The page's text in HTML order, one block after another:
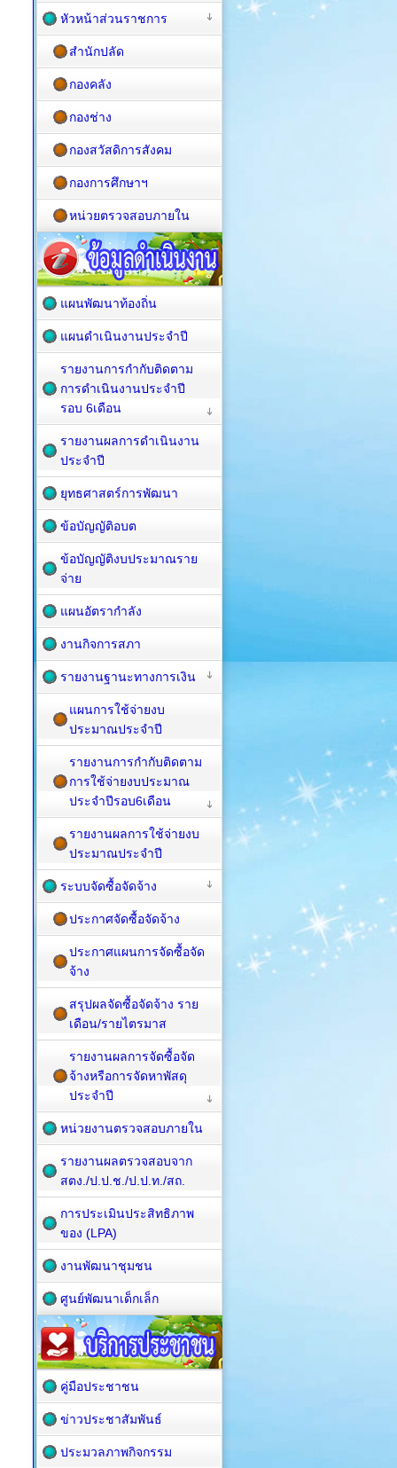
หัวหน้าส่วนราชการ
สำนักปลัด
กองคลัง
กองช่าง
กองสวัสดิการสังคม
กองการศึกษาฯ
หน่วยตรวจสอบภายใน
แผนพัฒนาท้องถิ่น
แผนดำเนินงานประจำปี
รายงานการกำกับติดตาม
การดำเนินงานประจำปี
รอบ 6เดือน
รายงานผลการดำเนินงาน
ประจำปี
ยุทธศาสตร์การพัฒนา
ข้อบัญญัติอบต
ข้อบัญญัติงบประมาณราย
จ่าย
แผนอัตรากำลัง
งานกิจการสภา
รายงานฐานะทางการเงิน
แผนการใช้จ่ายงบ
ประมาณประจำปี
รายงานการกำกับติดตาม
การใช้จ่ายงบประมาณ
ประจำปีรอบ6เดือน
รายงานผลการใช้จ่ายงบ
ประมาณประจำปี
ระบบจัดซื้อจัดจ้าง
ประกาศจัดซื้อจัดจ้าง
ประกาศแผนการจัดซื้อจัด
จ้าง
สรุปผลจัดซื้อจัดจ้าง ราย
เดือน/รายไตรมาส
รายงานผลการจัดซื้อจัด
จ้างหรือการจัดหาพัสดุ
ประจำปี
หน่วยงานตรวจสอบภายใน
รายงานผลตรวจสอบจาก
สตง./ป.ป.ช./ป.ป.ท./สถ.
การประเมินประสิทธิภาพ
ของ (LPA)
งานพัฒนาชุมชน
ศูนย์พัฒนาเด็กเล็ก
คู่มือประชาชน
ข่าวประชาสัมพันธ์
ประมวลภาพกิจกรรม